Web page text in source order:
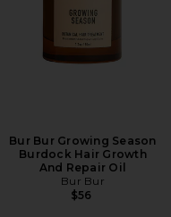
Bur Bur Growing Season
Burdock Hair Growth
And Repair Oil
Bur Bur
$56